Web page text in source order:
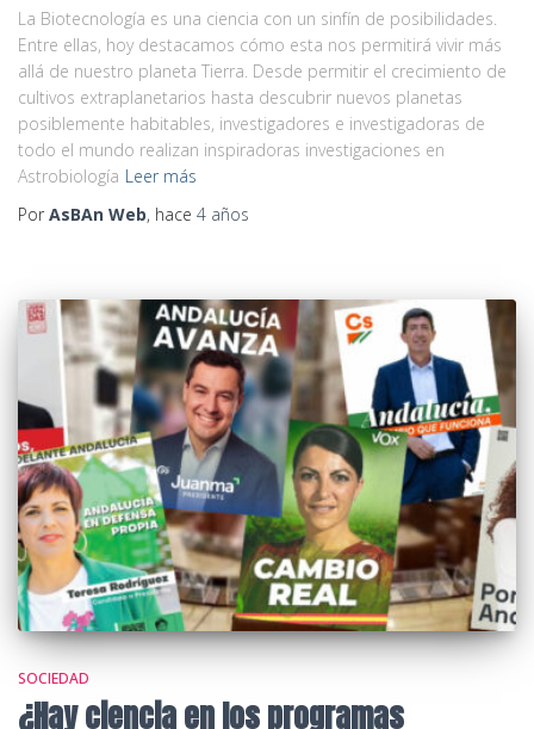
La Biotecnología es una ciencia con un sinfín de posibilidades.
Entre ellas, hoy destacamos cómo esta nos permitirá vivir más
allá de nuestro planeta Tierra. Desde permitir el crecimiento de
cultivos extraplanetarios hasta descubrir nuevos planetas
posiblemente habitables, investigadores e investigadoras de
todo el mundo realizan inspiradoras investigaciones en
Astrobiología Leer más
Por AsBAn Web, hace 4 años
SOCIEDAD
¿Hay ciencia en los programas